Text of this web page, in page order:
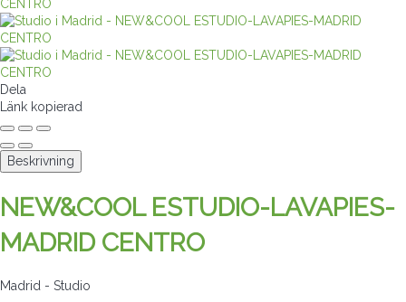
Dela
Länk kopierad
Beskrivning
NEW&COOL ESTUDIO-LAVAPIES-
MADRID CENTRO
Madrid - Studio